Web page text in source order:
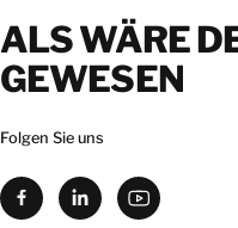
ALS WÄRE
GEWESEN
Folgen Sie uns